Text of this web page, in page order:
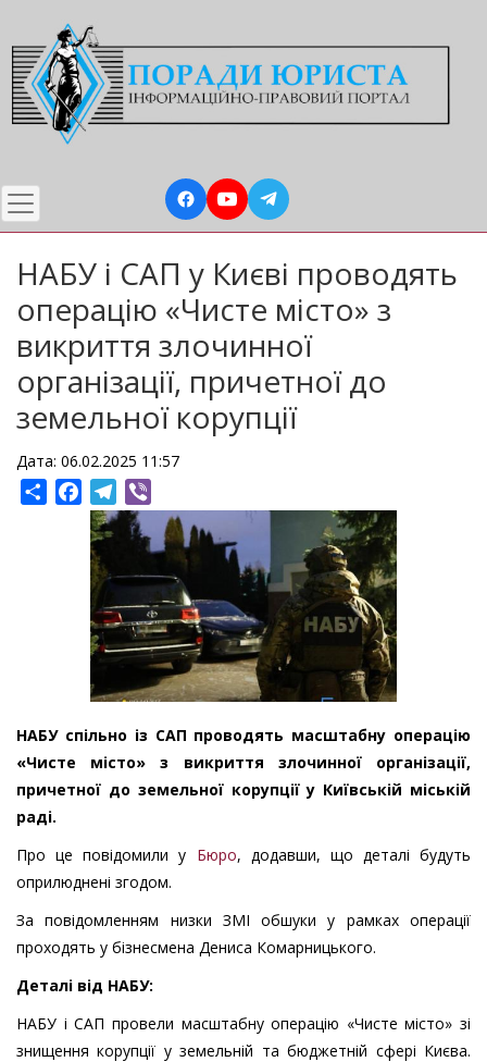
до
основного
вмісту
НАБУ і САП у Києві проводять
операцію «Чисте місто» з
викриття злочинної
організації, причетної до
земельної корупції
Дата: 06.02.2025 11:57
ShareFacebookTelegram
НАБУ спільно із САП проводять масштабну операцію
«Чисте місто» з викриття злочинної організації,
причетної до земельної корупції у Київській міській
раді.
Про це повідомили у Бюро, додавши, що деталі будуть
оприлюднені згодом.
За повідомленням низки ЗМІ обшуки у рамках операції
проходять у бізнесмена Дениса Комарницького.
Деталі від НАБУ:
НАБУ і САП провели масштабну операцію «Чисте місто» зі
знищення корупції у земельній та бюджетній сфері Києва.